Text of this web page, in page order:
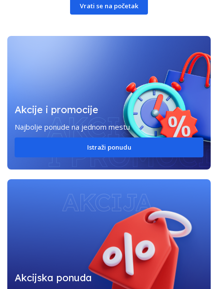
Vrati se na početak
Akcije i promocije
Najbolje ponude na jednom mestu
Istraži ponudu
Akcijska ponuda